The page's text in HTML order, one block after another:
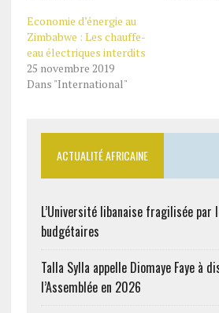
Economie d’énergie au
Zimbabwe : Les chauffe-
eau électriques interdits
25 novembre 2019
Dans "International"
ACTUALITÉ AFRICAINE
L’Université libanaise fragilisée par
budgétaires
Talla Sylla appelle Diomaye Faye à
l’Assemblée en 2026